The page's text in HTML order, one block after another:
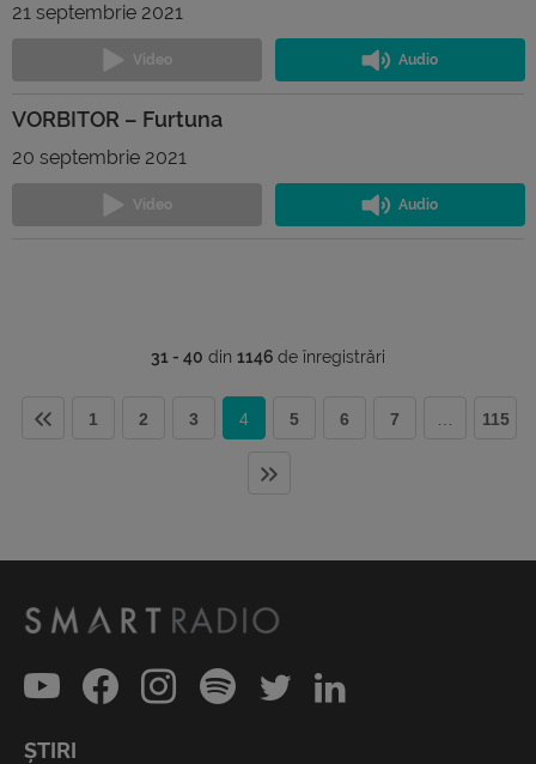
21 septembrie 2021
VORBITOR – Furtuna
20 septembrie 2021
31 - 40 din 1146 de înregistrări
1 2 3 4 5 6 7 115
ȘTIRI